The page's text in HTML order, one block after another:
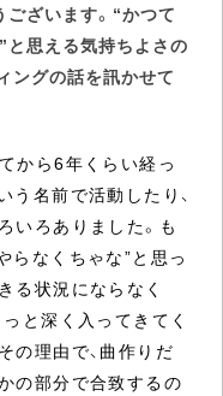
ざいます。“かつて
思える気持ちよさの
ングの話を訊かせて
から6年くらい経っ
う名前で活動したり、
いろありました。も
らなくちゃな”と思っ
る状況にならなく
と深く入ってきてく
の理由で、曲作りだ
の部分で合致するの